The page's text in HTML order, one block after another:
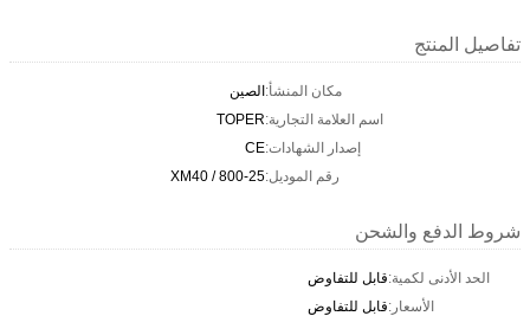
تفاصيل المنتج
مكان المنشأ:الصين
اسم العلامة التجارية:TOPER
إصدار الشهادات:CE
رقم الموديل:XM40 / 800-25
شروط الدفع والشحن
الحد الأدنى لكمية:قابل للتفاوض
الأسعار:قابل للتفاوض